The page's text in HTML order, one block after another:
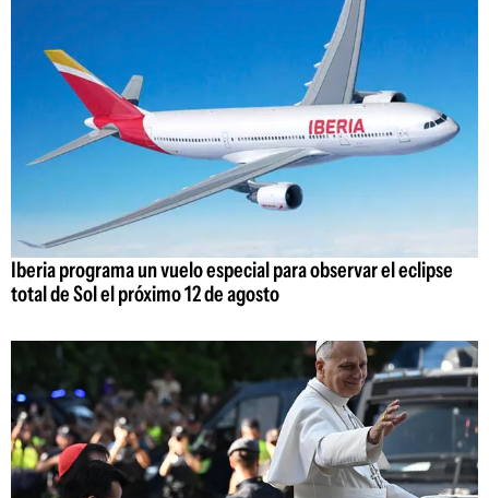
Iberia programa un vuelo especial para observar el eclipse
total de Sol el próximo 12 de agosto